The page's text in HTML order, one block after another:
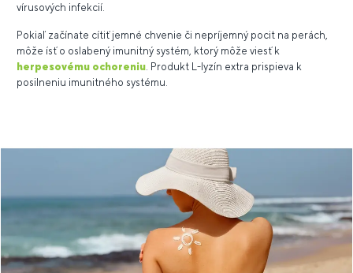
vírusových infekcií.
Pokiaľ začínate cítiť jemné chvenie či nepríjemný pocit na perách,
môže ísť o oslabený imunitný systém, ktorý môže viesť k
herpesovému ochoreniu . Produkt L-lyzín extra prispieva k
posilneniu imunitného systému.